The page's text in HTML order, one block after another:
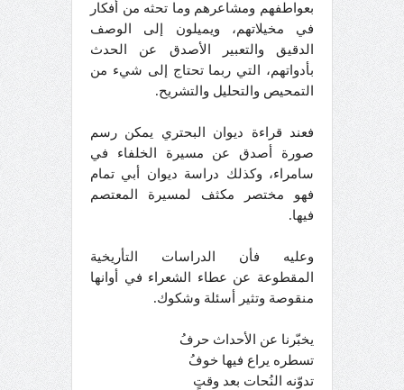
بعواطفهم ومشاعرهم وما تحثه من أفكار
في مخيلاتهم، ويميلون إلى الوصف
الدقيق والتعبير الأصدق عن الحدث
بأدواتهم، التي ربما تحتاج إلى شيء من
التمحيص والتحليل والتشريح.
فعند قراءة ديوان البحتري يمكن رسم
صورة أصدق عن مسيرة الخلفاء في
سامراء، وكذلك دراسة ديوان أبي تمام
فهو مختصر مكثف لمسيرة المعتصم
فيها.
وعليه فأن الدراسات التأريخية
المقطوعة عن عطاء الشعراء في أوانها
منقوصة وتثير أسئلة وشكوك.
يخبّرنا عن الأحداث حرفُ
تسطره يراع فيها خوفُ
تدوّنه النُحات بعد وقتٍ